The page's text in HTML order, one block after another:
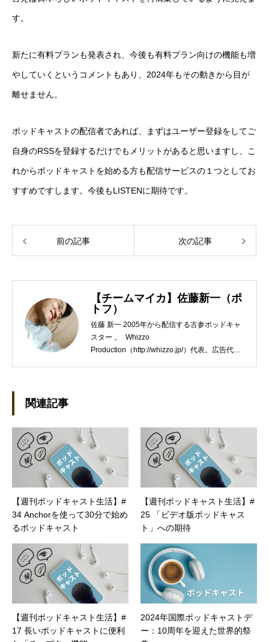
す。
新たに有料プランも発表され、今後も有料プラン向けの機能も増
やしていくというコメントもあり、2024年もその動きから目が
離せません。
ポッドキャストの配信者であれば、まずはユーザー登録をしてご
自身のRSSを登録するだけでもメリットがあると思いますし、こ
れからポッドキャストを始める方も配信サービスの１つとしてお
すすめですします。今後もLISTENに期待です。
前の記事 次の記事
【チームマイカ】佐藤新一（ポ
トフ）
佐藤 新一 2005年から配信する古参ポッドキャ
スター 。 Whizzo
Production（http://whizzo.jp/）代表。広告代理
関連記事
【週刊ポッドキャスト生活】#
34 Anchorを使って30分で始め
るポッドキャスト
【週刊ポッドキャスト生活】#
25 「ビデオ版ポッドキャス
ト」への期待
【週刊ポッドキャスト生活】#
17 長いポッドキャストに便利
2024年国際ポッドキャストデ
ー：10周年を迎えた世界的祭